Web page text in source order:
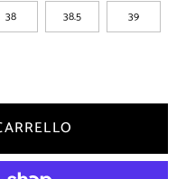
38 38.5 39